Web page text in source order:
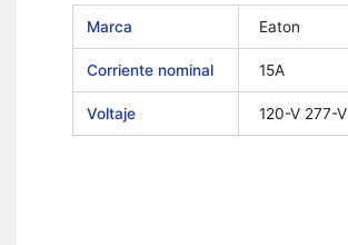
Marca Eaton
Corriente nominal 15A
Voltaje 120-V 277-V